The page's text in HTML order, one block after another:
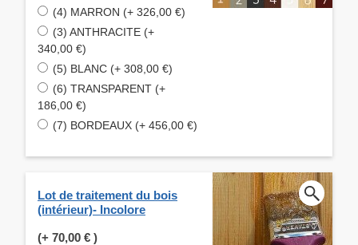
(4) MARRON (+ 326,00 €)
(3) ANTHRACITE (+
340,00 €)
(5) BLANC (+ 308,00 €)
(6) TRANSPARENT (+
186,00 €)
(7) BORDEAUX (+ 456,00 €)
Lot de traitement du bois
(intérieur)- Incolore
(+ 70,00 € )